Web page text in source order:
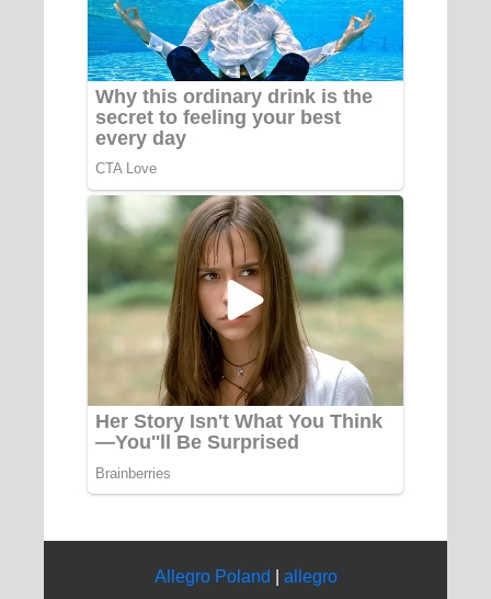
Allegro Poland allegro